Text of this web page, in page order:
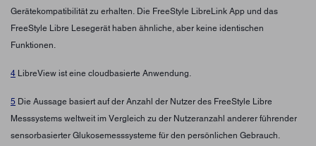
Gerätekompatibilität zu erhalten. Die FreeStyle LibreLink App und das
FreeStyle Libre Lesegerät haben ähnliche, aber keine identischen
Funktionen.
4 LibreView ist eine cloudbasierte Anwendung.
5 Die Aussage basiert auf der Anzahl der Nutzer des FreeStyle Libre
Messsystems weltweit im Vergleich zu der Nutzeranzahl anderer führender
sensorbasierter Glukosemesssysteme für den persönlichen Gebrauch.